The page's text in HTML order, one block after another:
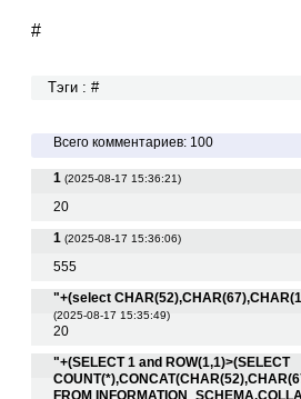
#
Тэги : #
Всего комментариев: 100
1 (2025-08-17 15:36:21)
20
1 (2025-08-17 15:36:06)
555
"+(select
(2025-08-17 15:35:49)
20
"+(SELECT 1 and ROW(1,1)>(SELECT